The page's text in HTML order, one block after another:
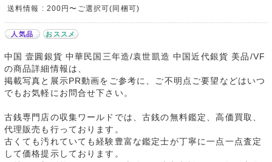
送料情報 : 200円〜ご選択可(同梱可)
人気品 おススメ
中国 壹圓銀貨 中華民国三年造/袁世凱造 中国近代銀貨 美品/VF
の商品詳細情報は、
掲載写真と展示PR動画をご参考に、ご不明点ご要望などはいつ
でもお気軽にお問合せ下さい。
古銭専門店の収集ワールドでは、古銭の無料鑑定、高価買取、
代理販売も行っております。
古くても汚れていても経験豊富な鑑定士が丁寧に一点一点査定
して価格提示しております。